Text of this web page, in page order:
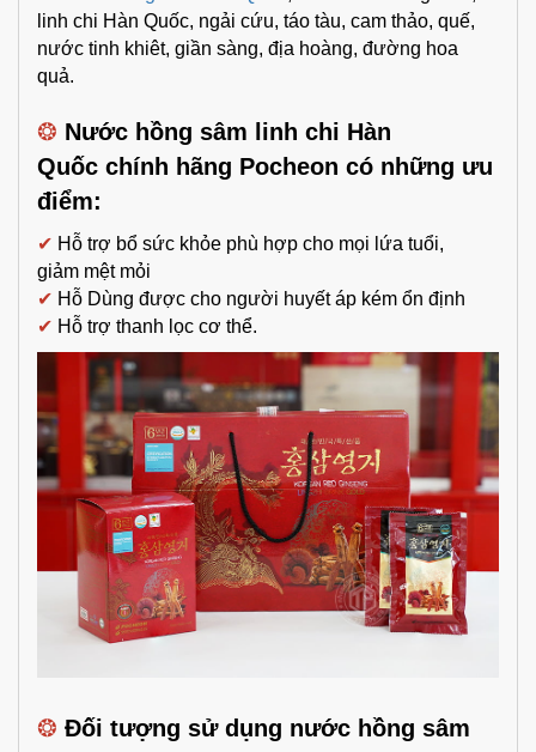
linh chi Hàn Quốc, ngải cứu, táo tàu, cam thảo, quế,
nước tinh khiêt, giần sàng, địa hoàng, đường hoa
quả.
❂ Nước hồng sâm linh chi Hàn
Quốc chính hãng Pocheon có những ưu
điểm:
✔ Hỗ trợ bổ sức khỏe phù hợp cho mọi lứa tuổi,
giảm mệt mỏi
✔ Hỗ Dùng được cho người huyết áp kém ổn định
✔ Hỗ trợ thanh lọc cơ thể.
❂ Đối tượng sử dụng nước hồng sâm